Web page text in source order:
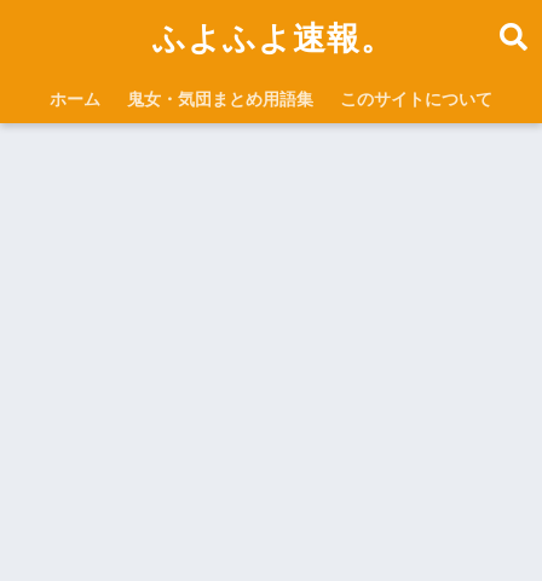
ふよふよ速報。
ホーム 鬼女・気団まとめ用語集 このサイトについて